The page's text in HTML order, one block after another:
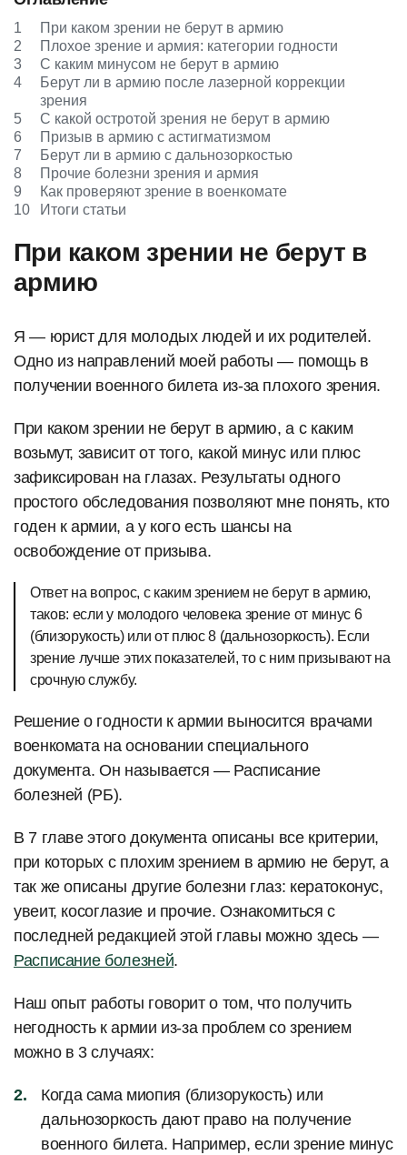
1
При каком зрении не берут в армию
2
Плохое зрение и армия: категории годности
3
С каким минусом не берут в армию
4
Берут ли в армию после лазерной коррекции
зрения
5
С какой остротой зрения не берут в армию
6
Призыв в армию с астигматизмом
7
Берут ли в армию с дальнозоркостью
8
Прочие болезни зрения и армия
9
Как проверяют зрение в военкомате
10
Итоги статьи
При каком зрении не берут в
армию
Я — юрист для молодых людей и их родителей.
Одно из направлений моей работы — помощь в
получении военного билета из-за плохого зрения.
При каком зрении не берут в армию, а с каким
возьмут, зависит от того, какой минус или плюс
зафиксирован на глазах. Результаты одного
простого обследования позволяют мне понять, кто
годен к армии, а у кого есть шансы на
освобождение от призыва.
Ответ на вопрос, с каким зрением не берут в армию,
таков: если у молодого человека зрение от минус 6
(близорукость) или от плюс 8 (дальнозоркость). Если
зрение лучше этих показателей, то с ним призывают на
срочную службу.
Решение о годности к армии выносится врачами
военкомата на основании специального
документа. Он называется — Расписание
болезней (РБ).
В 7 главе этого документа описаны все критерии,
при которых с плохим зрением в армию не берут, а
так же описаны другие болезни глаз: кератоконус,
увеит, косоглазие и прочие. Ознакомиться с
последней редакцией этой главы можно здесь —
Расписание болезней.
Наш опыт работы говорит о том, что получить
негодность к армии из-за проблем со зрением
можно в 3 случаях:
Когда сама миопия (близорукость) или
дальнозоркость дают право на получение
военного билета. Например, если зрение минус